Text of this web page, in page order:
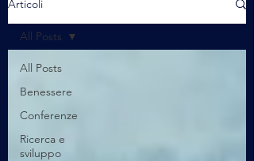
Articoli
All Posts
Benessere
Conferenze
Ricerca e
sviluppo
All Posts